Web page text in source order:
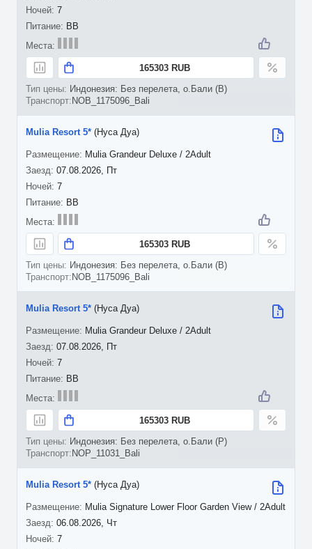
7
BB
165303 RUB
Индонезия: Без перелета, о.Бали (B)
NOB_1175096_Bali
07.08.2026, Пт
7
Mulia Resort 5* (Нуса Дуа)
Mulia Grandeur Deluxe / 2Adult
BB
165303 RUB
Индонезия: Без перелета, о.Бали (B)
NOB_1175096_Bali
07.08.2026, Пт
7
Mulia Resort 5* (Нуса Дуа)
Mulia Grandeur Deluxe / 2Adult
BB
165303 RUB
Индонезия: Без перелета, о.Бали (P)
NOP_11031_Bali
06.08.2026, Чт
7
Mulia Resort 5* (Нуса Дуа)
Mulia Signature Lower Floor Garden View / 2Adult